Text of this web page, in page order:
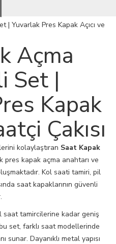
| Yuvarlak Pres Kapak Açıcı ve
Açma
Set |
Kapak
Çakısı
kolaylaştıran Saat Kapak
pres kapak açma anahtarı ve
Kol saati tamiri, pil
saat kapaklarının güvenli
saat tamircilerine kadar geniş
set, farklı saat modellerinde
sunar. Dayanıklı metal yapısı